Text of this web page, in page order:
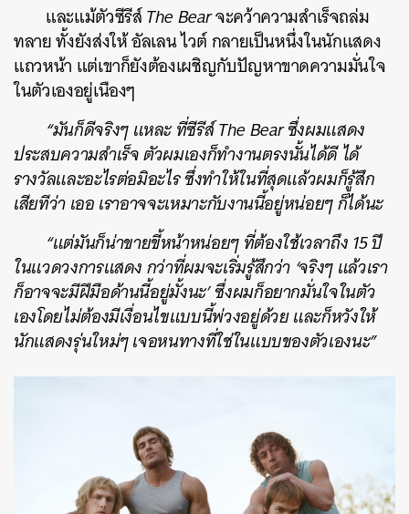
และแม้ตัวซีรีส์The Bearจะคว้าความสำเร็จถล่ม
ทลาย ทั้งยังส่งให้ อัลเลน ไวต์ กลายเป็นหนึ่งในนักแสดง
แถวหน้า แต่เขาก็ยังต้องเผชิญกับปัญหาขาดความมั่นใจ
ในตัวเองอยู่เนืองๆ
“มันก็ดีจริงๆ แหละ ที่ซีรีส์ The Bear ซึ่งผมแสดง
ประสบความสำเร็จ ตัวผมเองก็ทำงานตรงนั้นได้ดี ได้
รางวัลและอะไรต่อมิอะไร ซึ่งทำให้ในที่สุดแล้วผมก็รู้สึก
เสียทีว่า เออ เราอาจจะเหมาะกับงานนี้อยู่หน่อยๆ ก็ได้นะ
“แต่มันก็น่าขายขี้หน้าหน่อยๆ ที่ต้องใช้เวลาถึง 15 ปี
ในแวดวงการแสดง กว่าที่ผมจะเริ่มรู้สึกว่า ‘จริงๆ แล้วเรา
ก็อาจจะมีฝีมือด้านนี้อยู่มั้งนะ’ ซึ่งผมก็อยากมั่นใจในตัว
เองโดยไม่ต้องมีเงื่อนไขแบบนี้พ่วงอยู่ด้วย และก็หวังให้
นักแสดงรุ่นใหม่ๆ เจอหนทางที่ใช่ในแบบของตัวเองนะ”